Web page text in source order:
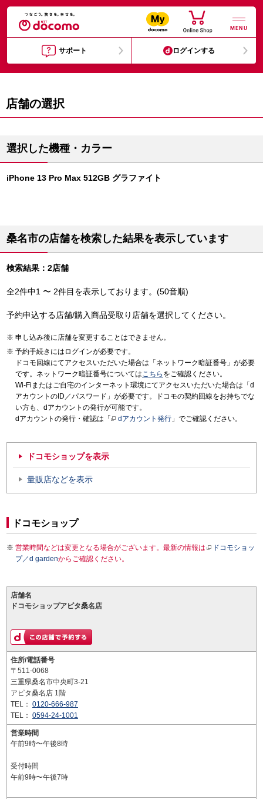
MENU
サポート ログインする
店舗の選択
選択した機種・カラー
iPhone 13 Pro Max 512GB グラファイト
桑名市の店舗を検索した結果を表示しています
検索結果：2店舗
全2件中1 〜 2件目を表示しております。(50音順)
予約申込する店舗/購入商品受取り店舗を選択してください。
申し込み後に店舗を変更することはできません。
予約手続きにはログインが必要です。
ドコモ回線にてアクセスいただいた場合は「ネットワーク暗証番号」が必要
です。ネットワーク暗証番号についてはこちら をご確認ください。
Wi-Fiまたはご自宅のインターネット環境にてアクセスいただいた場合は「d
アカウントのID／パスワード」が必要です。ドコモの契約回線をお持ちでな
い方も、dアカウントの発行が可能です。
dアカウントの発行・確認は「
dアカウント発行 」でご確認ください。
ドコモショップを表示
量販店などを表示
ドコモショップ
営業時間などは変更となる場合がございます。最新の情報は
ドコモショッ
プ／d gardenからご確認ください。
店舗名
ドコモショップアピタ桑名店
住所/電話番号
〒511-0068
三重県桑名市中央町3-21
アピタ桑名店 1階
TEL： 0120-666-987
TEL： 0594-24-1001
営業時間
午前9時〜午後8時
受付時間
午前9時〜午後7時